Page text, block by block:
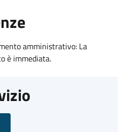
amministrativo: La
è immediata.